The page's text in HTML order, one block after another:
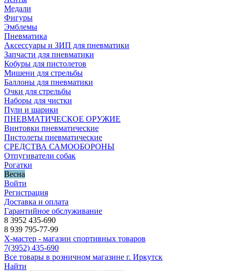
Медали
Фигуры
Эмблемы
Пневматика
Аксессуары и ЗИП для пневматики
Запчасти для пневматики
Кобуры для пистолетов
Мишени для стрельбы
Баллоны для пневматики
Очки для стрельбы
Наборы для чистки
Пули и шарики
ПНЕВМАТИЧЕСКОЕ ОРУЖИЕ
Винтовки пневматические
Пистолеты пневматические
СРЕДСТВА САМООБОРОНЫ
Отпугиватели собак
Рогатки
Весна
Войти
Регистрация
Доставка и оплата
Гарантийное обслуживание
8 3952 435-690
8 939 795-77-99
Х-мастер - магазин спортивных товаров
7(3952) 435-690
Все товары в розничном магазине г. Иркутск
Найти